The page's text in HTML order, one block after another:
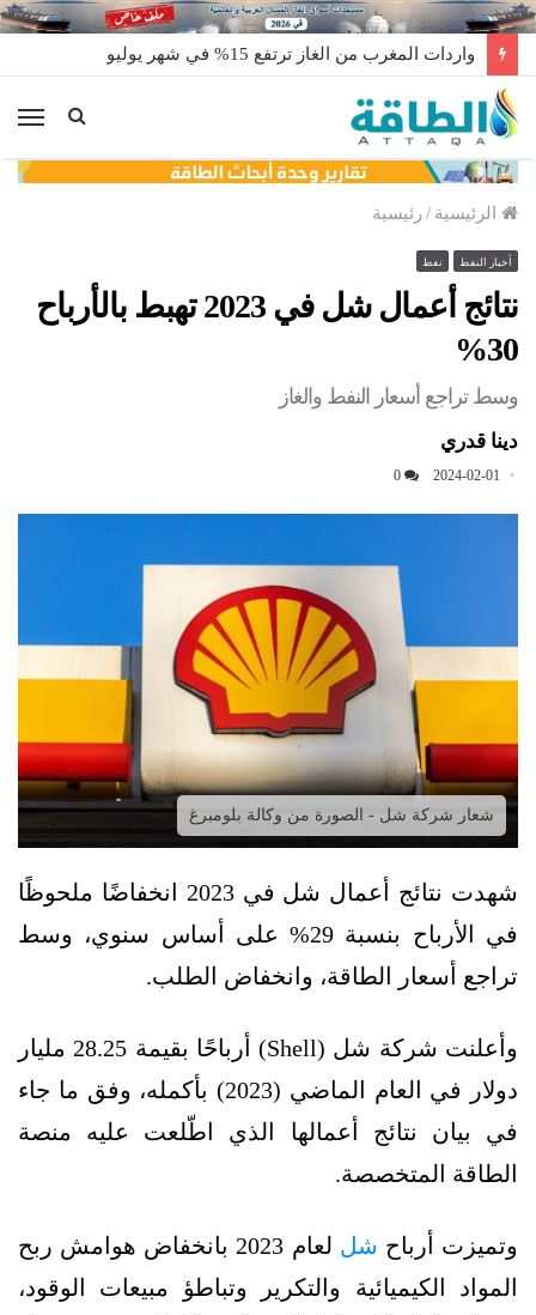
واردات المغرب من الغاز ترتفع 15% في شهر يوليو
الرئيسية /رئيسية
أخبار النفط نفط
نتائج أعمال شل في 2023 تهبط بالأرباح
30%
وسط تراجع أسعار النفط والغاز
دينا قدري
2024-02-01
0
شعار شركة شل - الصورة من وكالة بلومبرغ
شهدت نتائج أعمال شل في 2023 انخفاضًا ملحوظًا
في الأرباح بنسبة 29% على أساس سنوي، وسط
تراجع أسعار الطاقة، وانخفاض الطلب.
وأعلنت شركة شل (Shell) أرباحًا بقيمة 28.25 مليار
دولار في العام الماضي (2023) بأكمله، وفق ما جاء
في بيان نتائج أعمالها الذي اطّلعت عليه منصة
الطاقة المتخصصة.
وتميزت أرباح شل
لعام 2023 بانخفاض هوامش ربح
المواد الكيميائية والتكرير وتباطؤ مبيعات الوقود،